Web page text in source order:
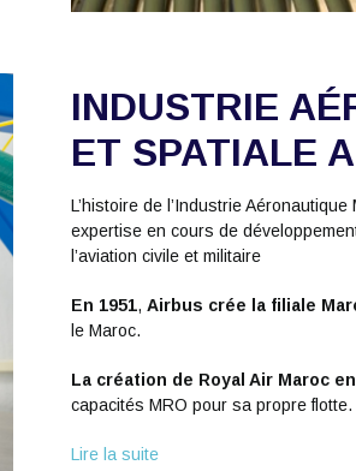
INDUSTRIE
ET SPATIALE
L’histoire de l’Industrie
expertise en cours de
l’aviation civile et militaire
En 1951, Airbus crée la filiale
le Maroc.
La création de Royal Air Maroc
capacités MRO pour sa propre flotte.
Lire la suite